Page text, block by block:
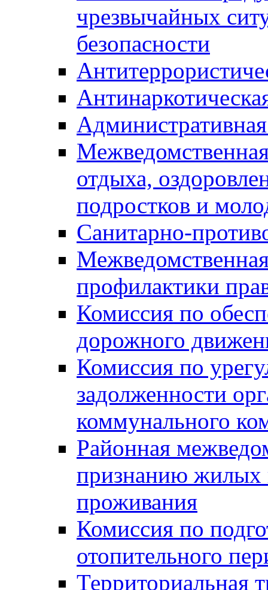
чрезвычайных
безопасности
отдыха,
подростков и
Санитарно-
профилактики
Комиссия по
дорожного
Комиссия по
задолженности
коммунального
Районная
признанию жилых
проживания
Комиссия по
отопительного
Территориальная